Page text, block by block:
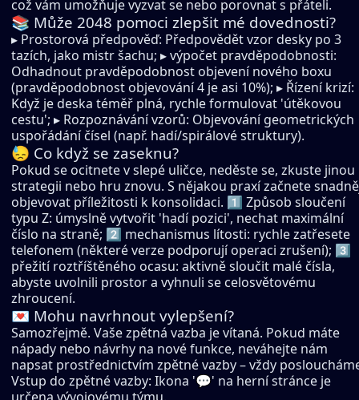
což vám umožňuje vyzvat se nebo porovnat s přáteli.
📚 Může 2048 pomoci zlepšit mé dovednosti?
▸ Prostorová předpověď: Předpovědět vzor desky po 3
tazích, jako mistr šachu; ▸ výpočet pravděpodobnosti:
Odhadnout pravděpodobnost objevení nového boxu
(pravděpodobnost objevování 4 je asi 10%); ▸ Řízení krizí:
Když je deska téměř plná, rychle formulovat 'útěkovou
cestu'; ▸ Rozpoznávání vzorů: Objevování geometrických
uspořádání čísel (např. hadí/spirálové struktury).
😓 Co když se zaseknu?
Pokud se ocitnete v slepé uličce, neděste se, zkuste jinou
strategii nebo hru znovu. S nějakou praxí začnete
objevovat příležitosti k konsolidaci. 1️⃣ Způsob sloučení
typu Z: úmyslně vytvořit 'hadí pozici', nechat maximální
číslo na straně; 2️⃣ mechanismus lítosti: rychle zatřesete
telefonem (některé verze podporují operaci zrušení); 3️⃣
přežití roztříštěného ocasu: aktivně sloučit malé čísla,
abyste uvolnili prostor a vyhnuli se celosvětovému
zhroucení.
💌 Mohu navrhnout vylepšení?
Samozřejmě. Vaše zpětná vazba je vítaná. Pokud máte
nápady nebo návrhy na nové funkce, neváhejte nám
napsat prostřednictvím zpětné vazby – vždy
Vstup do zpětné vazby: Ikona '💬' na herní stránce je